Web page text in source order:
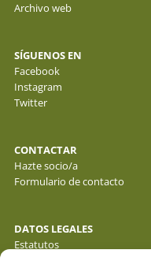
Archivo web
SÍGUENOS EN
Facebook
Instagram
Twitter
CONTACTAR
Hazte socio/a
Formulario de contacto
DATOS LEGALES
Estatutos